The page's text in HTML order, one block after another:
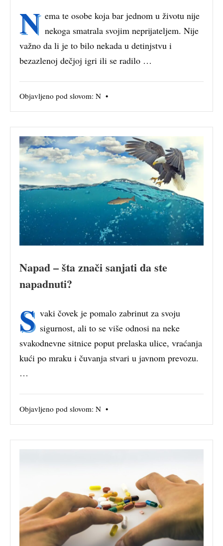
N ema te osobe koja bar jednom u životu nije
nekoga smatrala svojim neprijateljem. Nije
važno da li je to bilo nekada u detinjstvu i
bezazlenoj dečjoj igri ili se radilo …
Objavljeno pod slovom: N •
Napad – šta znači sanjati da ste
napadnuti?
S vaki čovek je pomalo zabrinut za svoju
sigurnost, ali to se više odnosi na neke
svakodnevne sitnice poput prelaska ulice, vraćanja
kući po mraku i čuvanja stvari u javnom prevozu.
…
Objavljeno pod slovom: N •